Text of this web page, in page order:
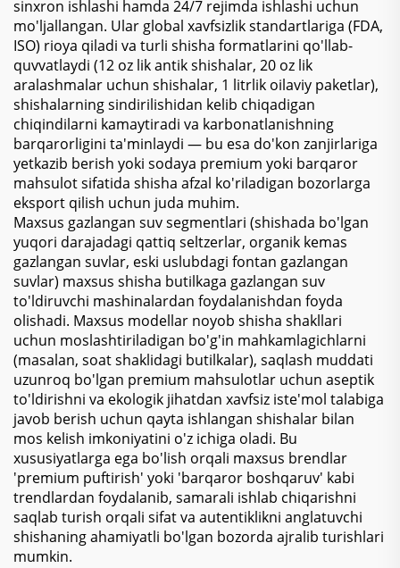
sinxron ishlashi hamda 24/7 rejimda ishlashi uchun
mo'ljallangan. Ular global xavfsizlik standartlariga (FDA,
ISO) rioya qiladi va turli shisha formatlarini qo'llab-
quvvatlaydi (12 oz lik antik shishalar, 20 oz lik
aralashmalar uchun shishalar, 1 litrlik oilaviy paketlar),
shishalarning sindirilishidan kelib chiqadigan
chiqindilarni kamaytiradi va karbonatlanishning
barqarorligini ta'minlaydi — bu esa do'kon zanjirlariga
yetkazib berish yoki sodaya premium yoki barqaror
mahsulot sifatida shisha afzal ko'riladigan bozorlarga
eksport qilish uchun juda muhim.
Maxsus gazlangan suv segmentlari (shishada bo'lgan
yuqori darajadagi qattiq seltzerlar, organik kemas
gazlangan suvlar, eski uslubdagi fontan gazlangan
suvlar) maxsus shisha butilkaga gazlangan suv
to'ldiruvchi mashinalardan foydalanishdan foyda
olishadi. Maxsus modellar noyob shisha shakllari
uchun moslashtiriladigan bo'g'in mahkamlagichlarni
(masalan, soat shaklidagi butilkalar), saqlash muddati
uzunroq bo'lgan premium mahsulotlar uchun aseptik
to'ldirishni va ekologik jihatdan xavfsiz iste'mol talabiga
javob berish uchun qayta ishlangan shishalar bilan
mos kelish imkoniyatini o'z ichiga oladi. Bu
xususiyatlarga ega bo'lish orqali maxsus brendlar
'premium puftirish' yoki 'barqaror boshqaruv' kabi
trendlardan foydalanib, samarali ishlab chiqarishni
saqlab turish orqali sifat va autentiklikni anglatuvchi
shishaning ahamiyatli bo'lgan bozorda ajralib turishlari
mumkin.